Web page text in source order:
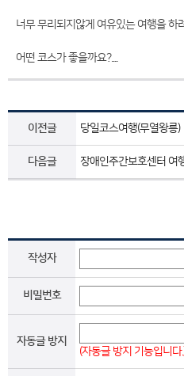
너무 무리되지않게 여유있는 여행을 하
어떤 코스가 좋을까요?....
이전글 당일코스여행(무열왕릉)
다음글 장애인주간보호센터 여
작성자
비밀번호
자동글 방지
(자동글 방지 기능입니다